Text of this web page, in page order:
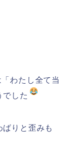
わたし全て当
した
りと歪みも